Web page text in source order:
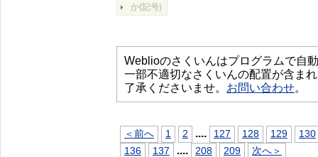
か(記号)
Weblioのさくいんはプログラムで自
一部不適切なさくいんの配置が含ま
了承くださいませ。 お問い合わせ。
＜前へ 1 2 .... 127 128 129
130
136
137 .... 208 209 次へ＞